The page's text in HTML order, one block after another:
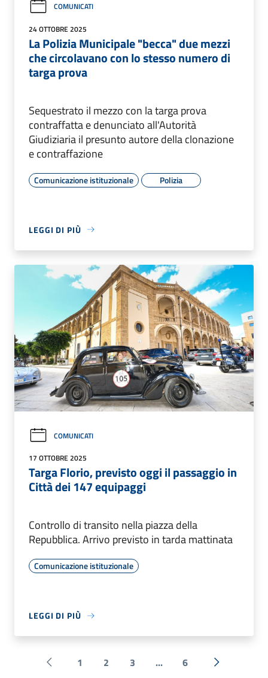
COMUNICATI
24 OTTOBRE 2025
La Polizia Municipale "becca" due mezzi
che circolavano con lo stesso numero di
targa prova
Sequestrato il mezzo con la targa prova
contraffatta e denunciato all'Autorità
Giudiziaria il presunto autore della clonazione
e contraffazione
Comunicazione istituzionale Polizia
LEGGI DI PIÙ
COMUNICATI
17 OTTOBRE 2025
Targa Florio, previsto oggi il passaggio in
Città dei 147 equipaggi
Controllo di transito nella piazza della
Repubblica. Arrivo previsto in tarda mattinata
Comunicazione istituzionale
LEGGI DI PIÙ
Pagina precedente
1 2 3 ... 6 Successiva